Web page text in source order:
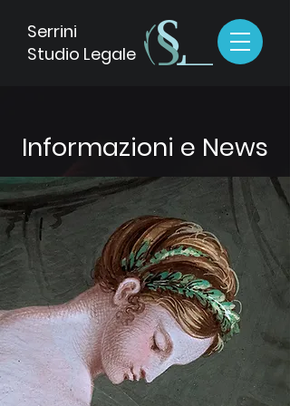
Serrini
Studio Legale
Informazioni e News